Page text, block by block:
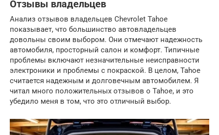
Отзывы владельцев
Анализ отзывов владельцев Chevrolet Tahoe
показывает, что большинство автовладельцев
довольны своим выбором. Они отмечают надежность
автомобиля, просторный салон и комфорт. Типичные
проблемы включают незначительные неисправности
электроники и проблемы с покраской. В целом, Tahoe
считается надежным и долговечным автомобилем. Я
читал много положительных отзывов о Tahoe, и это
убедило меня в том, что это отличный выбор.